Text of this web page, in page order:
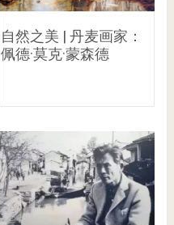
自然之美 | 丹麦画家：
佩德·莫克·蒙森德